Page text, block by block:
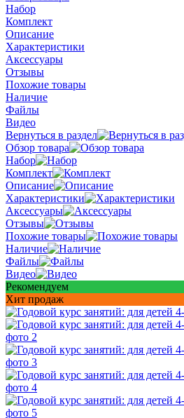
Набор
Комплект
Описание
Характеристики
Аксессуары
Отзывы
Похожие товары
Наличие
Файлы
Видео
Вернуться в раздел
Обзор товара
Набор
Комплект
Описание
Характеристики
Аксессуары
Отзывы
Похожие товары
Наличие
Файлы
Видео
Рекомендуем
Хит продаж